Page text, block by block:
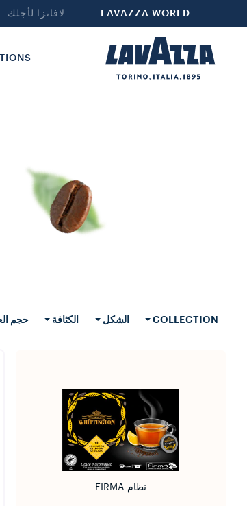
LAVAZZA WORLD لافاتزا لأجلك
COLLECTION الشكل الكثافة حجم
نظام FIRMA